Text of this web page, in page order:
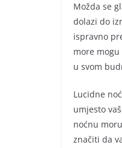
Možda se
dolazi do
ispravno
more
u svom
Lucidne
umjesto
noćnu
značiti da